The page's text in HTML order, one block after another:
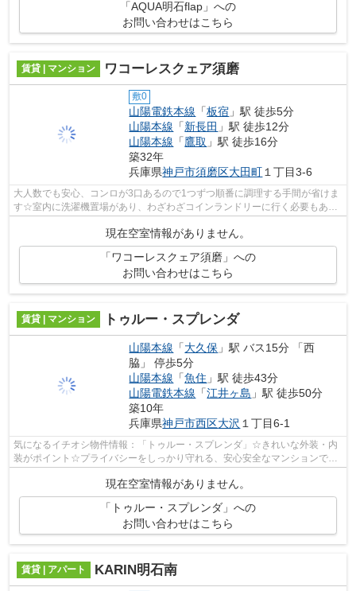
「AQUA明石flap」への
お問い合わせはこちら
賃貸 | マンション ワコーレスクェア須磨
敷0
山陽電鉄本線 「板宿 」駅 徒歩5分
山陽本線 「新長田 」駅 徒歩12分
山陽本線 「鷹取 」駅 徒歩16分
築32年
兵庫県神戸市須磨区大田町 １丁目3-6
大人数でも安心、コンロが3口あるので1つずつ順番に調理する手間が省けま
す☆室内に洗濯機置場があり、わざわざコインランドリーに行く必要もあり
現在空室情報がありません。
「ワコーレスクェア須磨」への
お問い合わせはこちら
賃貸 | マンション トゥルー・スプレンダ
山陽本線 「大久保 」駅 バス15分 「西
脇」 停歩5分
山陽本線 「魚住 」駅 徒歩43分
山陽電鉄本線 「江井ヶ島 」駅 徒歩50分
築10年
兵庫県神戸市西区大沢 １丁目6-1
気になるイチオシ物件情報：「トゥルー・スプレンダ」☆きれいな外装・内
装がポイント☆プライバシーをしっかり守れる、安心安全なマンションです
☆きれいな外観を簡単に保つことができる...
現在空室情報がありません。
「トゥルー・スプレンダ」への
お問い合わせはこちら
賃貸 | アパート KARIN明石南